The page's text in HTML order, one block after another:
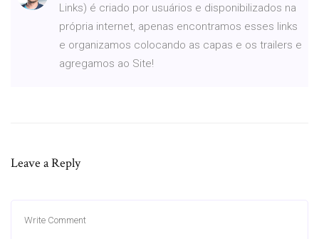
Links) é criado por usuários e disponibilizados na
própria internet, apenas encontramos esses links
e organizamos colocando as capas e os trailers e
agregamos ao Site!
Leave a Reply